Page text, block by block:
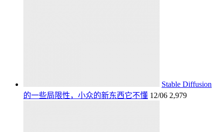
Stable Diffusion
的一些局限性，小众的新东西它不懂 12/06 2,979